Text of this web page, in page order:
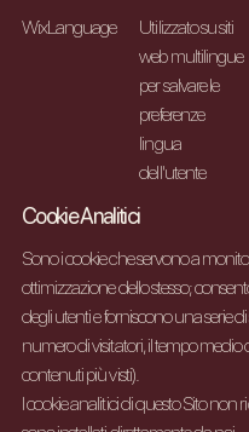
WixLanguage
Utilizzato su siti
web multilingue
per salvare le
preferenze
lingua
dell'utente
Cookie Analitici
Sono i cookie che servono a
ottimizzazione dello stesso;
degli utenti e forniscono una serie
numero di visitatori, il tempo
contenuti più visti).
I cookie analitici di questo Sito non